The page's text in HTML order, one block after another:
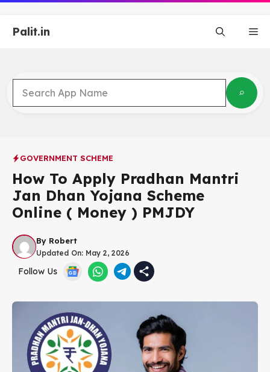
Skip
content
Palit.in
GOVERNMENT SCHEME
How To Apply Pradhan Mantri
Jan Dhan Yojana Scheme
Online ( Money ) PMJDY
By Robert
Updated On: May 2, 2026
Follow Us